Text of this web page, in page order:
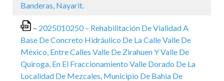
Banderas, Nayarit.
– 2025010250 – Rehabilitación De Vialidad A
Base De Concreto Hidráulico De La Calle Valle De
México, Entre Calles Valle De Zirahuen Y Valle De
Quiroga, En El Fraccionamiento Valle Dorado De La
Localidad De Mezcales, Municipio De Bahia De